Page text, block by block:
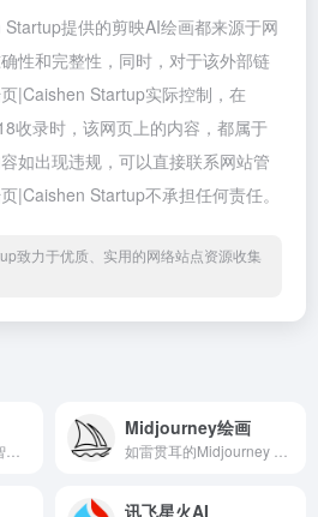
提供的剪映AI绘画都来源于网
性和完整性，同时，对于该外部链
|Caishen Startup实际控制，在
收录时，该网页上的内容，都属于
如出现违规，可以直接联系网站管
|Caishen Startup不承担任何责任。
致力于优质、实用的网络站点资源收集
Midjourney绘画
讯飞星火AI